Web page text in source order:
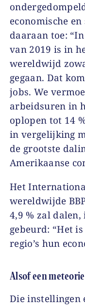
economische
daaraan toe:
van 2019 is in
wereldwijd
gegaan. Dat
jobs. We
arbeidsuren in
oplopen tot 14
in vergelijking
de grootste
Amerikaanse
Het
wereldwijde
4,9 % zal
gebeurd: “Het
regio’s hun
Alsof een
Die instellingen